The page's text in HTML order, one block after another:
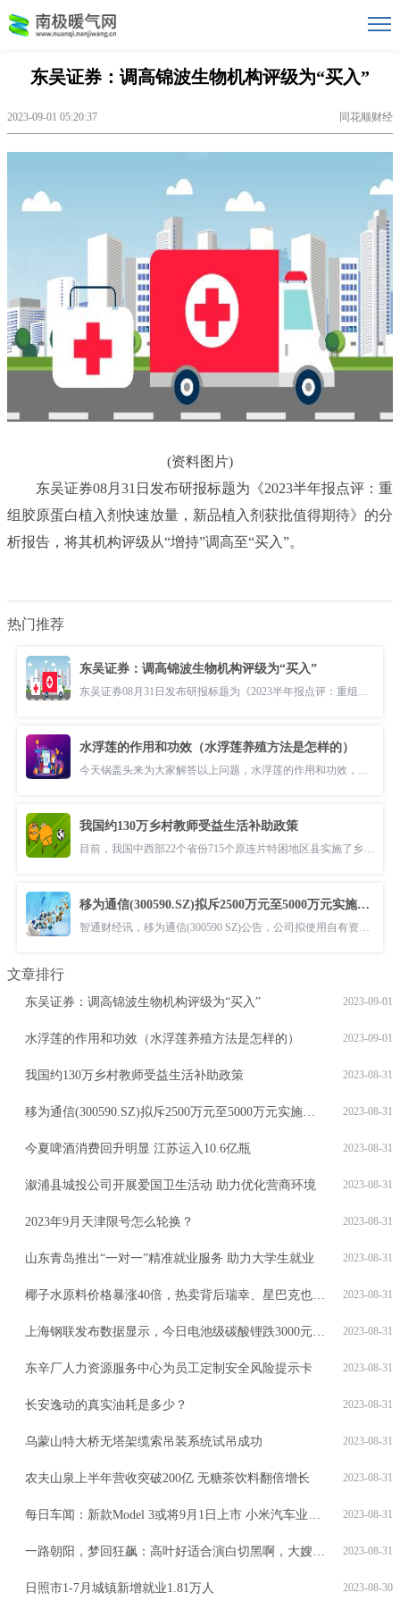
东吴证券：调高锦波生物机构评级为“买入”
2023-09-01 05:20:37 同花顺财经
(资料图片)
东吴证券08月31日发布研报标题为《2023半年报点评：重
组胶原蛋白植入剂快速放量，新品植入剂获批值得期待》的分
析报告，将其机构评级从“增持”调高至“买入”。
热门推荐
东吴证券：调高锦波生物机构评级为“买入”
东吴证券08月31日发布研报标题为《2023半年报点评：重组胶原蛋白植入剂
水浮莲的作用和功效（水浮莲养殖方法是怎样的）
今天锅盖头来为大家解答以上问题，水浮莲的作用和功效，水浮莲养殖方法
我国约130万乡村教师受益生活补助政策
目前，我国中西部22个省份715个原连片特困地区县实施了乡村教师生活补
移为通信(300590.SZ)拟斥2500万元至5000万元实施回购 回购价不超16.56元/股
智通财经讯，移为通信(300590 SZ)公告，公司拟使用自有资金以集中竞价
文章排行
2023-09-01
东吴证券：调高锦波生物机构评级为“买入”
2023-09-01
水浮莲的作用和功效（水浮莲养殖方法是怎样的）
2023-08-31
我国约130万乡村教师受益生活补助政策
2023-08-31
移为通信(300590.SZ)拟斥2500万元至5000万元实施回购 回购价不超16.56元/股
2023-08-31
今夏啤酒消费回升明显 江苏运入10.6亿瓶
2023-08-31
溆浦县城投公司开展爱国卫生活动 助力优化营商环境
2023-08-31
2023年9月天津限号怎么轮换？
2023-08-31
山东青岛推出“一对一”精准就业服务 助力大学生就业
2023-08-31
椰子水原料价格暴涨40倍，热卖背后瑞幸、星巴克也添了把火
2023-08-31
上海钢联发布数据显示，今日电池级碳酸锂跌3000元/吨，均价报20.95万元/吨
2023-08-31
东辛厂人力资源服务中心为员工定制安全风险提示卡
2023-08-31
长安逸动的真实油耗是多少？
2023-08-31
乌蒙山特大桥无塔架缆索吊装系统试吊成功
2023-08-31
农夫山泉上半年营收突破200亿 无糖茶饮料翻倍增长
2023-08-31
每日车闻：新款Model 3或将9月1日上市 小米汽车业务投入14亿
2023-08-31
一路朝阳，梦回狂飙：高叶好适合演白切黑啊，大嫂劲又出来了
2023-08-30
日照市1-7月城镇新增就业1.81万人